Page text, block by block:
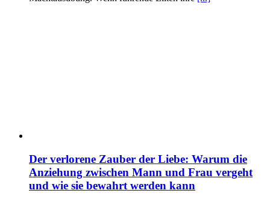
Der verlorene Zauber der Liebe: Warum die
Anziehung zwischen Mann und Frau vergeht
und wie sie bewahrt werden kann